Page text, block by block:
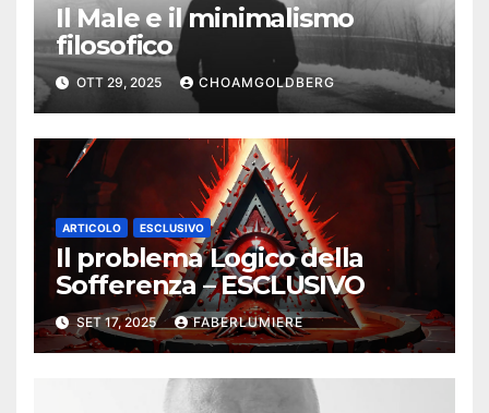
Il Male e il minimalismo
filosofico
OTT 29, 2025 CHOAMGOLDBERG
ARTICOLO ESCLUSIVO
Il problema Logico della
Sofferenza – ESCLUSIVO
SET 17, 2025 FABERLUMIERE